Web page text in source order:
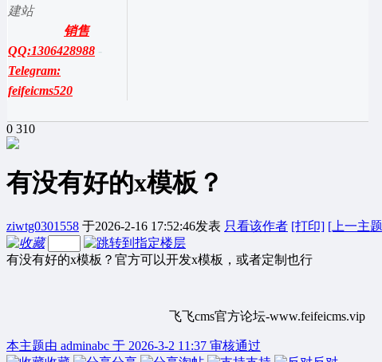
建站
销售
QQ:1306428988 -
Telegram:
feifeicms520
0 310
有没有好的x模板？
ziwtg0301558 于2026-2-16 17:52:46发表 只看该作者 [打印] [上一主
有没有好的x模板？官方可以开发x模板，或者定制也行
飞飞cms官方论坛-www.feifeicms.vip
本主题由 adminabc 于 2026-3-2 11:37 审核通过